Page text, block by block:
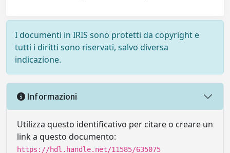
I documenti in IRIS sono protetti da copyright e
tutti i diritti sono riservati, salvo diversa
indicazione.
Informazioni
Utilizza questo identificativo per citare o creare un
link a questo documento:
https://hdl.handle.net/11585/635075